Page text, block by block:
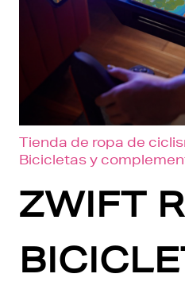
Tienda de ropa de
Bicicletas y
ZWIFT